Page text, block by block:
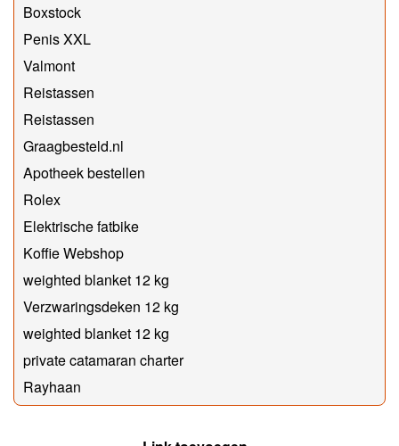
Boxstock
Penis XXL
Valmont
Reistassen
Reistassen
Graagbesteld.nl
Apotheek bestellen
Rolex
Elektrische fatbike
Koffie Webshop
weighted blanket 12 kg
Verzwaringsdeken 12 kg
weighted blanket 12 kg
private catamaran charter
Rayhaan